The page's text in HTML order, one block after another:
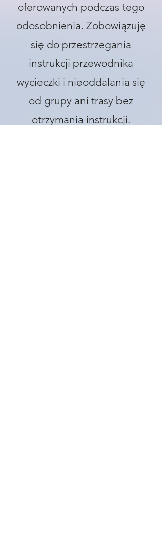
oferowanych podczas tego
odosobnienia. Zobowiązuję
się do przestrzegania
instrukcji przewodnika
wycieczki i nieoddalania się
od grupy ani trasy bez
otrzymania instrukcji.